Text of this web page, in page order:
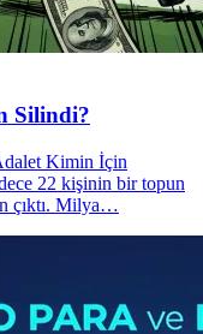
Silindi?
Kimin İçin
22 kişinin bir topun
çıktı. Milya…